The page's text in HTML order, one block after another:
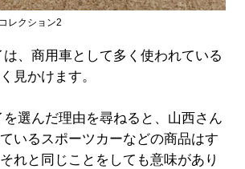
レクション2
、商用車として多く使われている
見かけます。
選んだ理由を尋ねると、山西さん
いるスポーツカーなどの商品はす
れと同じことをしても意味があり